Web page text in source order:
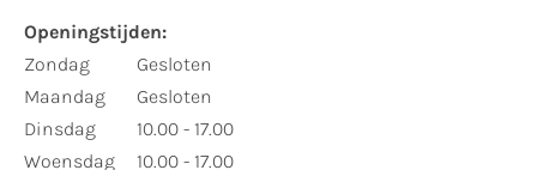
Openingstijden:
Zondag
Maandag
Dinsdag
Woensdag
Gesloten
Gesloten
10.00 - 17.00
10.00 - 17.00